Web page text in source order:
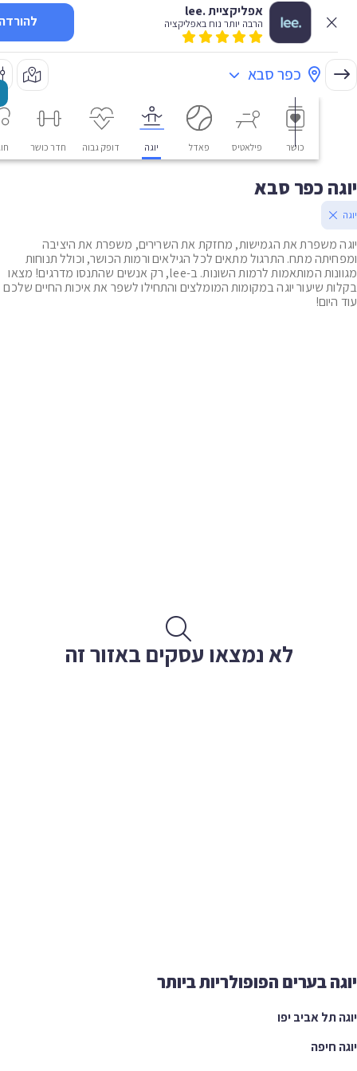
אפליקציית .lee
הרבה יותר נוח באפליקציה להורדה
כפר סבא
פילאטיס פאדל דופק גבוה חדר כושר חוגים
כפר סבא
משפרת את הגמישות, מחזקת את השרירים, משפרת את היציבה
מתח. התרגול מתאים לכל הגילאים ורמות הכושר, וכולל תנוחות
מגוונות המותאמות לרמות השונות. ב-lee, רק אנשים שהתנסו מדרגים! מצאו
שיעור יוגה במקומות המומלצים והתחילו לשפר את איכות החיים שלכם
לא נמצאו עסקים באזור זה
בערים הפופולריות ביותר
תל אביב יפו
חיפה